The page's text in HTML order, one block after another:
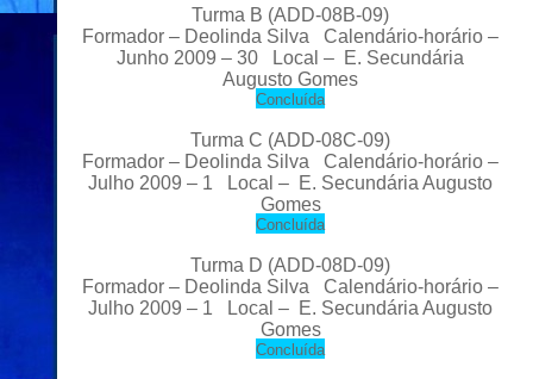
Turma B (ADD-08B-09)
Formador – Deolinda Silva Calendário-horário –
Junho 2009 – 30 Local – E. Secundária
Augusto Gomes
Concluída
Turma C (ADD-08C-09)
Formador – Deolinda Silva Calendário-horário –
Julho 2009 – 1 Local – E. Secundária Augusto
Gomes
Concluída
Turma D (ADD-08D-09)
Formador – Deolinda Silva Calendário-horário –
Julho 2009 – 1 Local – E. Secundária Augusto
Gomes
Concluída